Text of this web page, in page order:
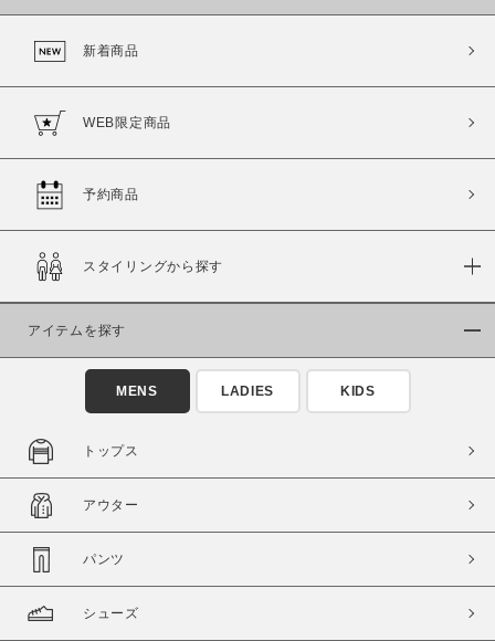
カラー
商品タイプ
通常商品
セール価格 WEB限定
在庫
在庫あり
新着商品
WEB限定商品
予約商品
スタイリングから探す
アイテムを探す
MENS LADIES KIDS
トップス
アウター
パンツ
シューズ